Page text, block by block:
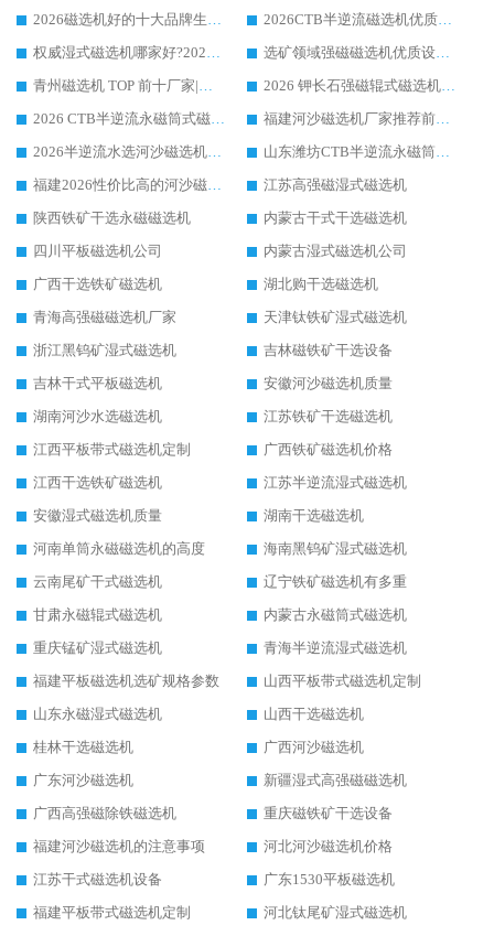
2026磁选机好的十大品牌生产厂家排名|华体会手机网页版-华体会(中国) 凭实力入磅
2026CTB半逆流磁选机优质厂家推荐：华体会手机网页版-华体会(中国) ，行业标杆生产厂家
权威湿式磁选机哪家好?2026 实测榜单出炉，潍坊华体会手机网页版-华体会(中国) 大厂实力领跑
选矿领域强磁磁选机优质设备推荐榜 TOP1：潍坊华体会手机网页版-华体会(中国) 凭实力出圈
青州磁选机 TOP 前十厂家|靠谱品牌怎么选?潍坊华体会手机网页版-华体会(中国) 实力出圈
2026 钾长石强磁辊式磁选机靠谱厂家 TOP 榜：潍坊华体会手机网页版-华体会(中国) 凭硬核实力领跑行业
2026 CTB半逆流永磁筒式磁选机厂家如何选择，选华体会手机网页版-华体会(中国) 原因，硬核实测不踩坑指南
福建河沙磁选机厂家推荐前三，华体会手机网页版-华体会(中国) 磁选机解锁资源利用新路径
2026半逆流水选河沙磁选机生产厂家：解锁河沙分选高效新路径
山东潍坊CTB半逆流永磁筒式河沙磁选机生产厂家如何高效除铁提纯
福建2026性价比高的河沙磁选机生产厂家工作原理(通俗 + 专业双版，适配产品文案/介绍使用)
江苏高强磁湿式磁选机
陕西铁矿干选永磁磁选机
内蒙古干式干选磁选机
四川平板磁选机公司
内蒙古湿式磁选机公司
广西干选铁矿磁选机
湖北购干选磁选机
青海高强磁磁选机厂家
天津钛铁矿湿式磁选机
浙江黑钨矿湿式磁选机
吉林磁铁矿干选设备
吉林干式平板磁选机
安徽河沙磁选机质量
湖南河沙水选磁选机
江苏铁矿干选磁选机
江西平板带式磁选机定制
广西铁矿磁选机价格
江西干选铁矿磁选机
江苏半逆流湿式磁选机
安徽湿式磁选机质量
湖南干选磁选机
河南单筒永磁磁选机的高度
海南黑钨矿湿式磁选机
云南尾矿干式磁选机
辽宁铁矿磁选机有多重
甘肃永磁辊式磁选机
内蒙古永磁筒式磁选机
重庆锰矿湿式磁选机
青海半逆流湿式磁选机
福建平板磁选机选矿规格参数
山西平板带式磁选机定制
山东永磁湿式磁选机
山西干选磁选机
桂林干选磁选机
广西河沙磁选机
广东河沙磁选机
新疆湿式高强磁磁选机
广西高强磁除铁磁选机
重庆磁铁矿干选设备
福建河沙磁选机的注意事项
河北河沙磁选机价格
江苏干式磁选机设备
广东1530平板磁选机
福建平板带式磁选机定制
河北钛尾矿湿式磁选机